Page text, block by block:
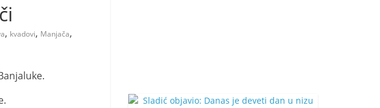
, kvadovi, Manjača,